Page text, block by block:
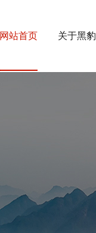
网站首页 关于黑豹